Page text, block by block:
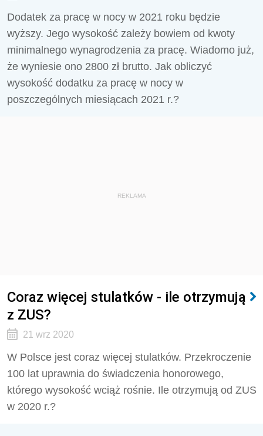
Dodatek za pracę w nocy w 2021 roku będzie
wyższy. Jego wysokość zależy bowiem od kwoty
minimalnego wynagrodzenia za pracę. Wiadomo już,
że wyniesie ono 2800 zł brutto. Jak obliczyć
wysokość dodatku za pracę w nocy w
poszczególnych miesiącach 2021 r.?
REKLAMA
Coraz więcej stulatków - ile otrzymują
z ZUS?
21 wrz 2020
W Polsce jest coraz więcej stulatków. Przekroczenie
100 lat uprawnia do świadczenia honorowego,
którego wysokość wciąż rośnie. Ile otrzymują od ZUS
w 2020 r.?